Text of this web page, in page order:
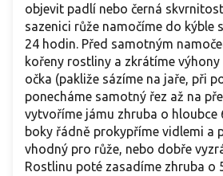
objevit padlí nebo černá
sazenici růže namočíme do kýble
24 hodin. Před samotným
kořeny rostliny a zkrátíme
očka (pakliže sázíme na jaře, při
ponecháme samotný řez až na
vytvoříme jámu zhruba o hloubce
boky řádně prokypříme vidlemi a
vhodný pro růže, nebo dobře
Rostlinu poté zasadíme zhruba o